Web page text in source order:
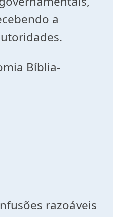
a
Bíblia-
razoáveis